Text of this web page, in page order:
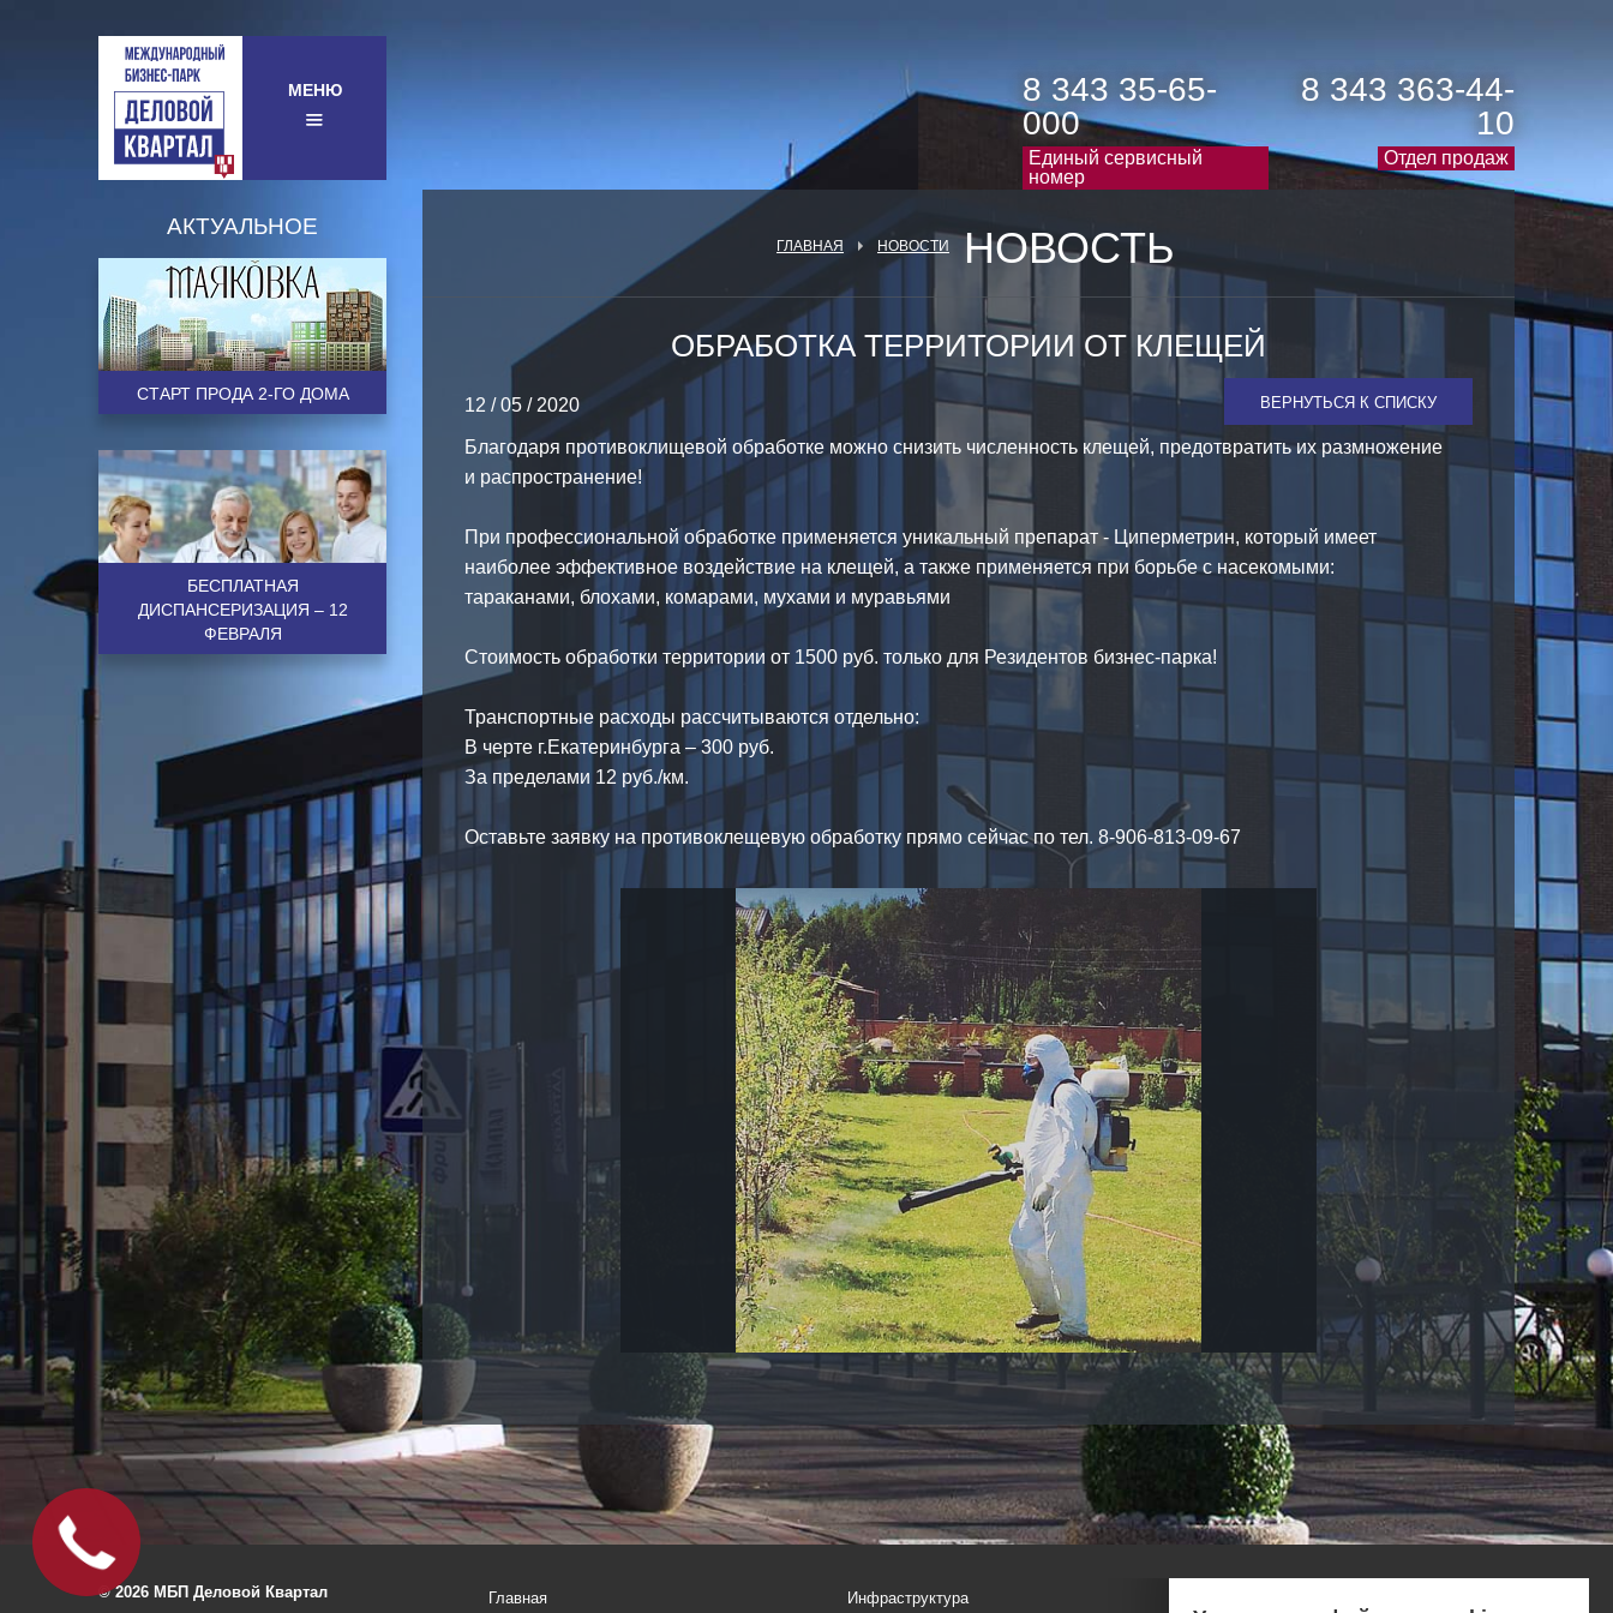
МЕНЮ
8 343 35-65-
000
Единый сервисный
номер
8 343 363-44-
10
Отдел продаж
АКТУАЛЬНОЕ
CТАРТ ПРОДА 2-ГО ДОМА
БЕСПЛАТНАЯ
ДИСПАНСЕРИЗАЦИЯ – 12
ФЕВРАЛЯ
ГЛАВНАЯ НОВОСТИ НОВОСТЬ
ОБРАБОТКА ТЕРРИТОРИИ ОТ КЛЕЩЕЙ
12 / 05 / 2020 ВЕРНУТЬСЯ К СПИСКУ
Благодаря противоклищевой обработке можно снизить численность клещей, предотвратить их размножение
и распространение!
При профессиональной обработке применяется уникальный препарат - Циперметрин, который имеет
наиболее эффективное воздействие на клещей, а также применяется при борьбе с насекомыми:
тараканами, блохами, комарами, мухами и муравьями
Стоимость обработки территории от 1500 руб. только для Резидентов бизнес-парка!⠀
⠀
Транспортные расходы рассчитываются отдельно:
В черте г.Екатеринбурга – 300 руб.
За пределами 12 руб./км.⠀
Оставьте заявку на противоклещевую обработку прямо сейчас по тел. 8-906-813-09-67
© 2026 МБП Деловой Квартал Главная Инфраструктура
Офис под
Ваш
бюджет